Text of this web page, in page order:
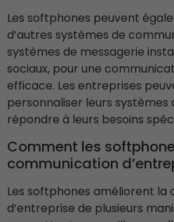
Les softphones peuvent
d’autres systèmes de
systèmes de messagerie
sociaux, pour une
efficace. Les entreprises
personnaliser leurs
répondre à leurs besoins
Comment les
communication
Les softphones améliorent la
d’entreprise de plusieurs